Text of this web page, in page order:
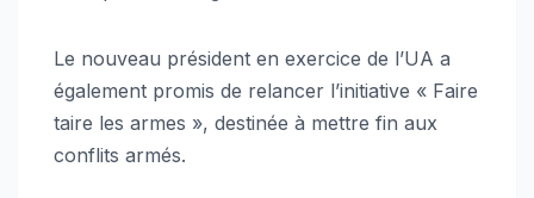
Le nouveau président en exercice de l’UA a
également promis de relancer l’initiative « Faire
taire les armes », destinée à mettre fin aux
conflits armés.